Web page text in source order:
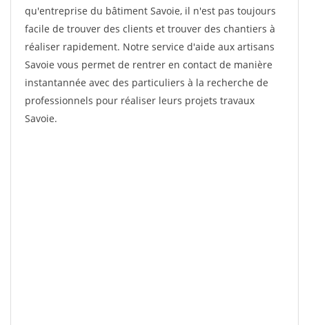
qu'entreprise du bâtiment Savoie, il n'est pas toujours
facile de trouver des clients et trouver des chantiers à
réaliser rapidement. Notre service d'aide aux artisans
Savoie vous permet de rentrer en contact de manière
instantannée avec des particuliers à la recherche de
professionnels pour réaliser leurs projets travaux
Savoie.